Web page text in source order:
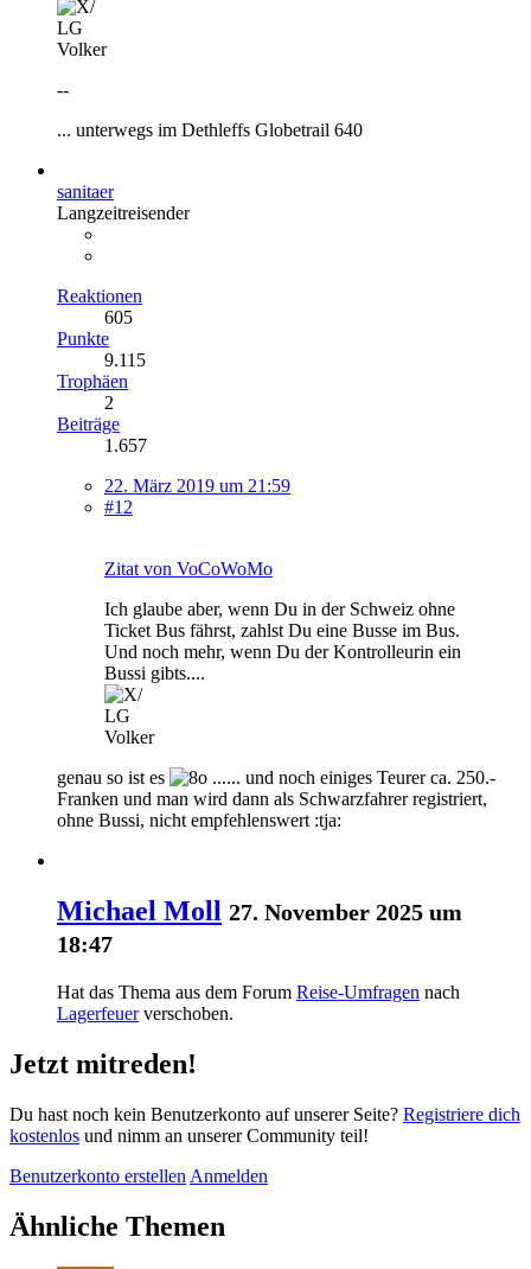
LG
Volker
--
... unterwegs im Dethleffs Globetrail 640
sanitaer
Langzeitreisender
Reaktionen
605
Punkte
9.115
Trophäen
2
Beiträge
1.657
22. März 2019 um 21:59
#12
Zitat von VoCoWoMo
Ich glaube aber, wenn Du in der Schweiz ohne
Ticket Bus fährst, zahlst Du eine Busse im Bus.
Und noch mehr, wenn Du der Kontrolleurin ein
Bussi gibts....
LG
Volker
genau so ist es
...... und noch einiges Teurer ca. 250.-
Franken und man wird dann als Schwarzfahrer registriert,
ohne Bussi, nicht empfehlenswert :tja:
Michael Moll 27. November 2025 um
18:47
Hat das Thema aus dem Forum Reise-Umfragen nach
Lagerfeuerverschoben.
Jetzt mitreden!
Du hast noch kein Benutzerkonto auf unserer Seite? Registriere dich
kostenlos und nimm an unserer Community teil!
Benutzerkonto erstellen Anmelden
Ähnliche Themen